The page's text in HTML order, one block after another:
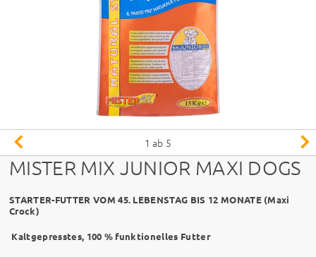
1 ab 5
MISTER MIX JUNIOR MAXI DOGS
STARTER-FUTTER VOM 45. LEBENSTAG BIS 12 MONATE (Maxi
Crock)
Kaltgepresstes, 100 % funktionelles Futter